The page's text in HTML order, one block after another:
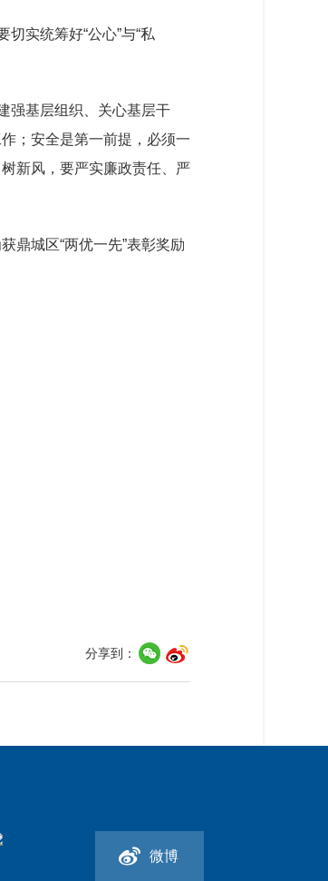
实统筹好“公心”与“私
强基层组织、关心基层干
；安全是第一前提，必须一
新风，要严实廉政责任、严
鼎城区“两优一先”表彰奖励
分享到：
微博